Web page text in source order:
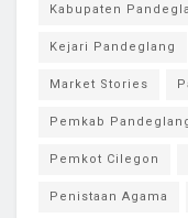
Kabupaten
Kejari Pandeglang
Market Stories
Pemkab
Pemkot Cilegon
Penistaan Agama